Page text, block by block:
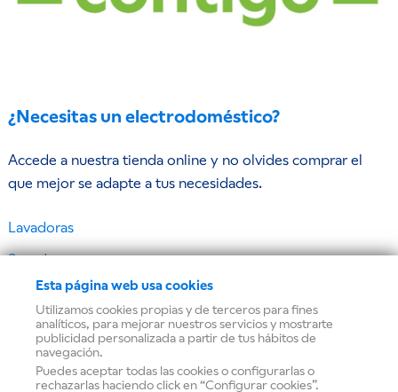
Esta página web usa cookies
Utilizamos cookies propias y de terceros para fines
analíticos, para mejorar nuestros servicios y mostrarte
publicidad personalizada a partir de tus hábitos de
navegación.
Puedes aceptar todas las cookies o configurarlas o
rechazarlas haciendo click en “Configurar cookies”.
¿Necesitas un electrodoméstico?
Accede a nuestra tienda online y no olvides comprar el
que mejor se adapte a tus necesidades.
Lavadoras
Secadoras
Frigoríficos y congeladores
Lavavajillas
Hornos
Microondas